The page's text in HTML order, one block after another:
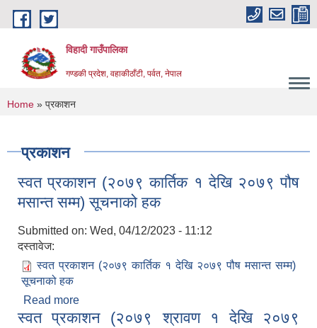
Skip to main content
विहादी गाउँपालिका
गण्डकी प्रदेश, वहाकीठाँटी, पर्वत, नेपाल
You are here
Home » प्रकाशन
प्रकाशन
स्वत प्रकाशन (२०७९ कार्तिक १ देखि २०७९ पौष
मसान्त सम्म) सूचनाको हक
Submitted on: Wed, 04/12/2023 - 11:12
दस्तावेज:
स्वत प्रकाशन (२०७९ कार्तिक १ देखि २०७९ पौष मसान्त सम्म)
सूचनाको हक
Read more
मसान्त सम्म) सूचनाको हक
स्वत प्रकाशन (२०७९ श्रावण १ देखि २०७९